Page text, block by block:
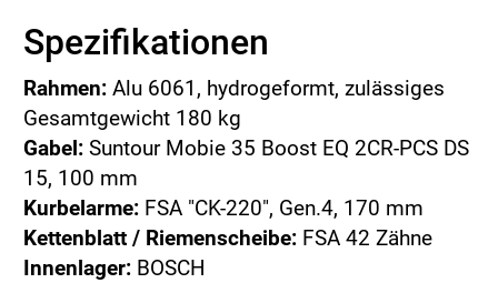
Spezifikationen
Rahmen: Alu 6061, hydrogeformt, zulässiges
Gesamtgewicht 180 kg
Gabel: Suntour Mobie 35 Boost EQ 2CR-PCS DS
15, 100 mm
Kurbelarme: FSA "CK-220", Gen.4, 170 mm
Kettenblatt / Riemenscheibe: FSA 42 Zähne
Innenlager: BOSCH